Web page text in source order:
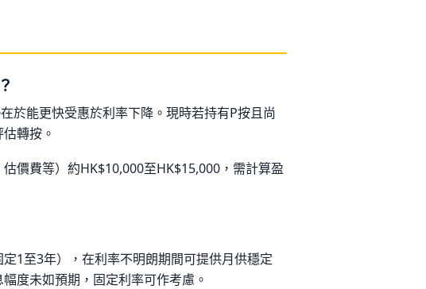
於能更快受惠於利率下降。現時若持有P按且尚
轉按。
價費等）約HK$10,000至HK$15,000，需計算盈
1至3年），在利率不明朗期間可提供月供穩定
度未如預期，固定利率可作考慮。